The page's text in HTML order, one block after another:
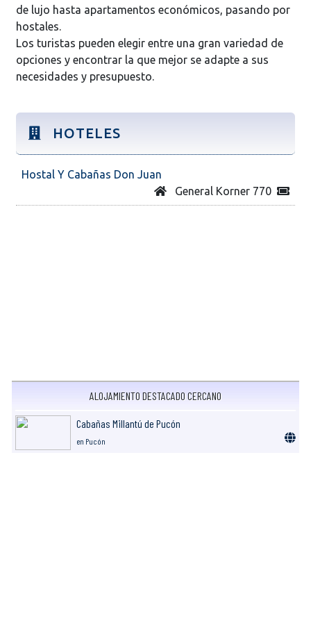
de lujo hasta apartamentos económicos, pasando por
hostales.
Los turistas pueden elegir entre una gran variedad de
opciones y encontrar la que mejor se adapte a sus
necesidades y presupuesto.
HOTELES
Hostal Y Cabañas Don Juan
General Korner 770
ALOJAMIENTO DESTACADO CERCANO
Cabañas Millantú de Pucón
en Pucón